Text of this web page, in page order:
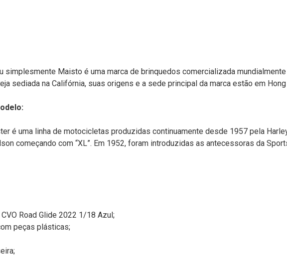
simplesmente Maisto é uma marca de brinquedos comercializada
sediada na Califórnia, suas origens e a sede principal da marca estão em Hong
é uma linha de motocicletas produzidas continuamente desde 1957 pela
começando com “XL”. Em 1952, foram introduzidas as antecessoras da
Road Glide 2022 1/18 Azul;
peças plásticas;